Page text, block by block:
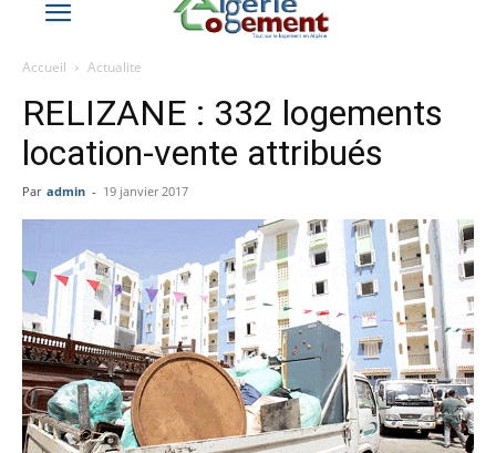
Accueil Actualite
RELIZANE : 332 logements
location-vente attribués
Par admin - 19 janvier 2017